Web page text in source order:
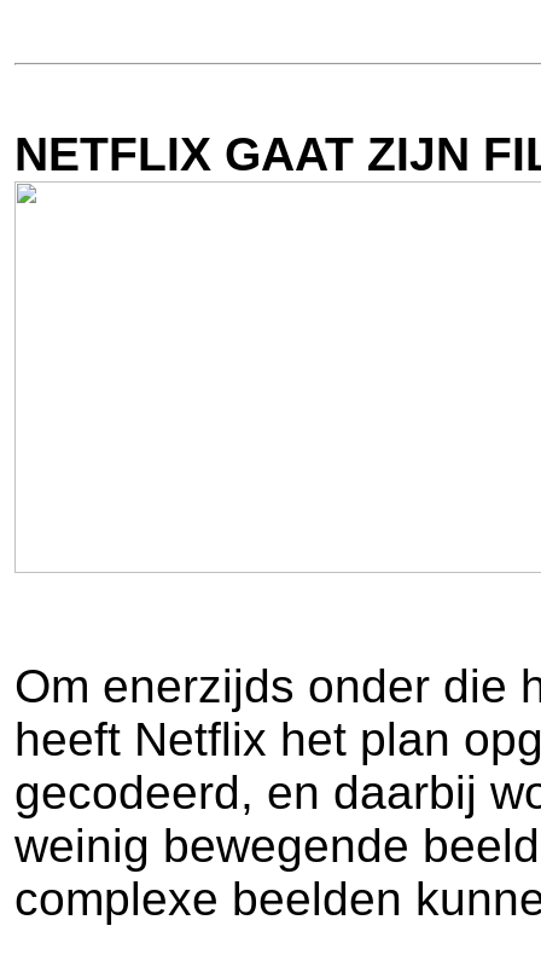
NETFLIX GAAT ZIJN
Om enerzijds onder die
heeft Netflix het plan
gecodeerd, en daarbij
weinig bewegende
complexe beelden